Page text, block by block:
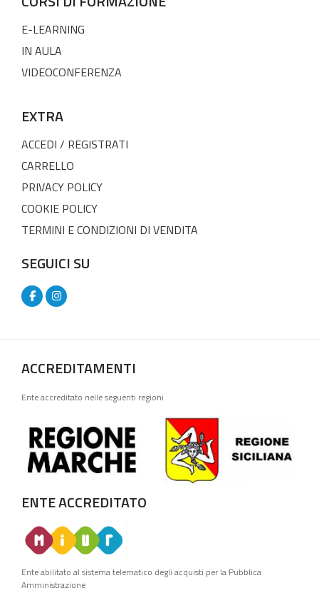
E-LEARNING
IN AULA
VIDEOCONFERENZA
EXTRA
ACCEDI / REGISTRATI
CARRELLO
PRIVACY POLICY
COOKIE POLICY
TERMINI E CONDIZIONI DI VENDITA
SEGUICI SU
ACCREDITAMENTI
Ente accreditato nelle seguenti regioni
ENTE ACCREDITATO
Ente abilitato al sistema telematico degli acquisti per la Pubblica
Amministrazione